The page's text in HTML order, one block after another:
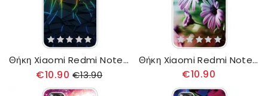
Θήκη Xiaomi Redmi Note 11 / 11S Γεωμετρία
€10.90 €13.90
Θήκη Xiaomi Redmi Note 11 / 11S Ρεαλιστικά Λουλούδια
€10.90